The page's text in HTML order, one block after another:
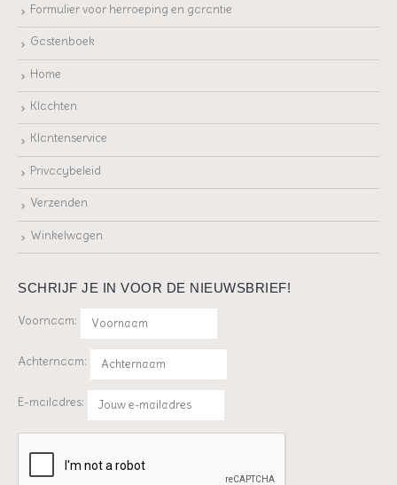
Formulier voor herroeping en garantie
Gastenboek
Home
Klachten
Klantenservice
Privacybeleid
Verzenden
Winkelwagen
SCHRIJF JE IN VOOR DE NIEUWSBRIEF!
Voornaam:
Achternaam:
E-mailadres: